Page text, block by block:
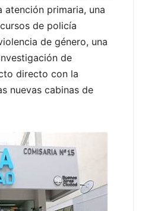
atención primaria, una
de policía
de género, una
de
directo con la
nuevas cabinas de